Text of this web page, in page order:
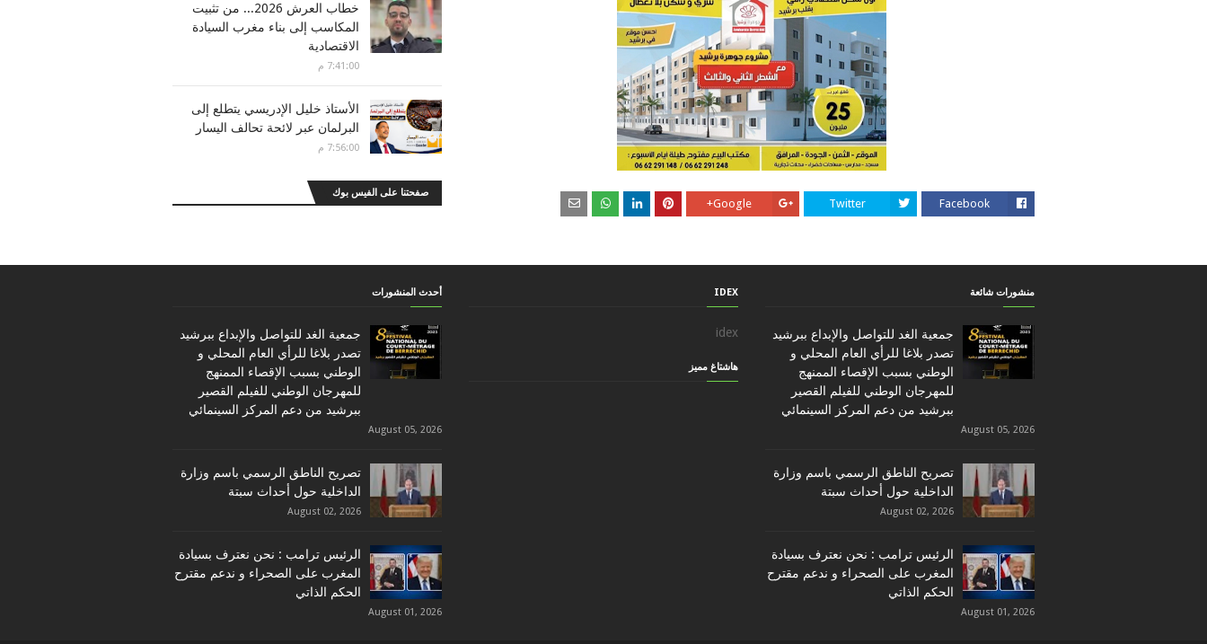
Facebook
Twitter
Google+
خطاب العرش 2026... من تثبيت
المكاسب إلى بناء مغرب السيادة
الاقتصادية
7:41:00 م
الأستاذ خليل الإدريسي يتطلع إلى
البرلمان عبر لائحة تحالف اليسار
7:56:00 م
صفحتنا على الفيس بوك
منشورات شائعة
جمعية الغد للتواصل والإبداع ببرشيد
تصدر بلاغا للرأي العام المحلي و
الوطني بسبب الإقصاء الممنهج
للمهرجان الوطني للفيلم القصير
ببرشيد من دعم المركز السينمائي
August 05, 2026
تصريح الناطق الرسمي باسم وزارة
الداخلية حول أحداث سبتة
August 02, 2026
الرئيس ترامب : نحن نعترف بسيادة
المغرب على الصحراء و ندعم مقترح
الحكم الذاتي
August 01, 2026
IDEX
idex
هاشتاغ مميز
أحدث المنشورات
جمعية الغد للتواصل والإبداع ببرشيد
تصدر بلاغا للرأي العام المحلي و
الوطني بسبب الإقصاء الممنهج
للمهرجان الوطني للفيلم القصير
ببرشيد من دعم المركز السينمائي
August 05, 2026
تصريح الناطق الرسمي باسم وزارة
الداخلية حول أحداث سبتة
August 02, 2026
الرئيس ترامب : نحن نعترف بسيادة
المغرب على الصحراء و ندعم مقترح
الحكم الذاتي
August 01, 2026